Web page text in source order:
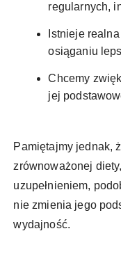
regularnych,
Istnieje
osiąganiu
Chcemy
jej
Pamiętajmy jednak,
zrównoważonej
uzupełnieniem,
nie zmienia jego
wydajność.